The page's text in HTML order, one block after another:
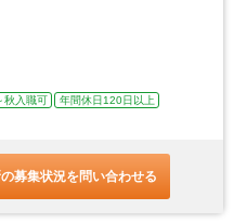
秋入職可
年間休日120日以上
募集状況を問い合わせる